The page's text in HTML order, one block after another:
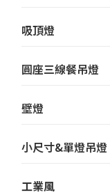
吸頂燈
圓座三線餐吊燈
壁燈
小尺寸&單燈吊燈
工業風